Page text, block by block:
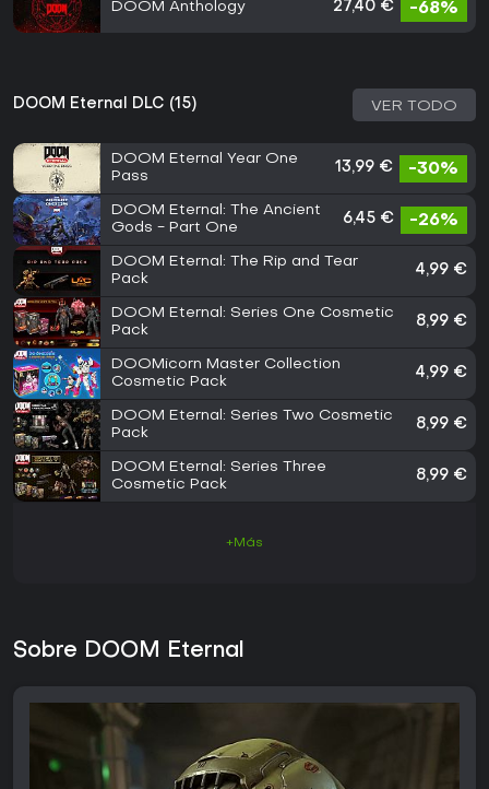
DOOM Anthology 27,40 € -68%
DOOM Eternal DLC (15) VER TODO
DOOM Eternal Year One
Pass
13,99 € -30%
DOOM Eternal: The Ancient
Gods - Part One
6,45 € -26%
DOOM Eternal: The Rip and Tear
Pack
4,99 €
DOOM Eternal: Series One Cosmetic
Pack
8,99 €
DOOMicorn Master Collection
Cosmetic Pack
4,99 €
DOOM Eternal: Series Two Cosmetic
Pack
8,99 €
DOOM Eternal: Series Three
Cosmetic Pack
8,99 €
+Más
Sobre DOOM Eternal